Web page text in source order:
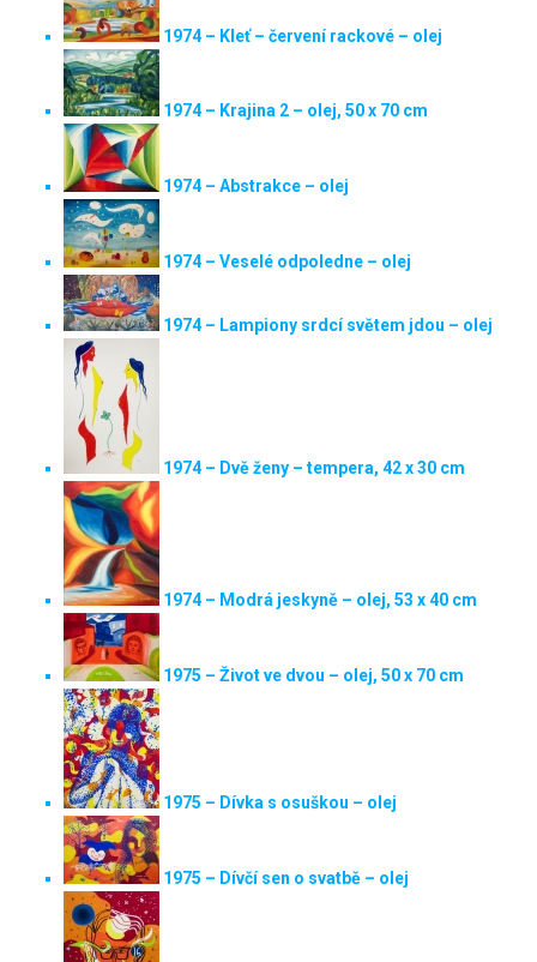
1974 – Kleť – červení rackové – olej
1974 – Krajina 2 – olej, 50 x 70 cm
1974 – Abstrakce – olej
1974 – Veselé odpoledne – olej
1974 – Lampiony srdcí světem jdou – olej
1974 – Dvě ženy – tempera, 42 x 30 cm
1974 – Modrá jeskyně – olej, 53 x 40 cm
1975 – Život ve dvou – olej, 50 x 70 cm
1975 – Dívka s osuškou – olej
1975 – Dívčí sen o svatbě – olej